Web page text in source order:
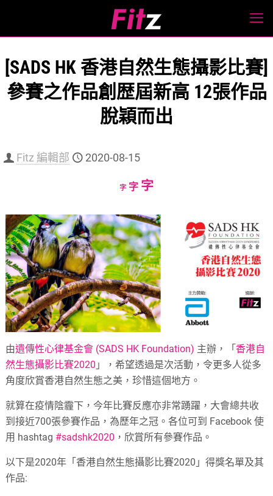
[SADS HK 香港自然生態攝影比賽]
參賽之作品創歴屆新高 12張作品
脫穎而出
Fitz 編輯部 2020-08-15
字Decrease
size.
字Reset
size.
字Increase
size.
由遺傳性心律基金會 (SADS HK Foundation) 主辦，「香港自
然生態攝影比賽2020 」，希望透過是次活動，令更多人從多
角度欣賞香港自然生態之美，珍惜這個地方。
就算在疫情陰霾下，今年比賽反應亦非常踴躍，大會總共收
到接近700張參賽作品，為歷年之冠。各位可到 Facebook 使
用 hashtag #sadshk2020 ，欣賞所有參賽作品。
以下是2020年「香港自然生態攝影比賽2020」得獎名單及其
作品: